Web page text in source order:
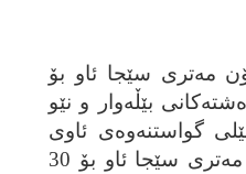
نانی به‌نداوی گاوشان، دابین کردنی 395 ملیۆن مه‌تری سێجا ئاو بۆ
پێده‌شته‌کانی بێڵه‌وار و نێو
بووه‌. تونێلی گواستنه‌وه‌ی ئاوی
به‌نداوه‌که‌ 21 کیلۆمه‌تر درێژایی هه‌یه‌ و له‌ هه‌ر چرکه‌یه‌کدا 30 مه‌تری سێجا ئاو بۆ 30